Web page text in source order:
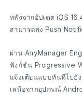
หลังจากอัปเดต iOS
สามารถส่ง Push
ผ่าน AnyManager
ฟังก์ชัน Progressive
แจ้งเตือนแบบทันทีไปยั
เหนือจากอุปกรณ์